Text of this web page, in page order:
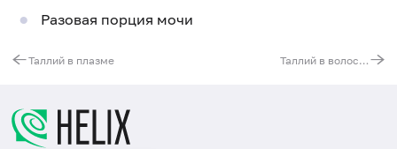
Разовая порция мочи
Таллий в плазме Таллий в волосах